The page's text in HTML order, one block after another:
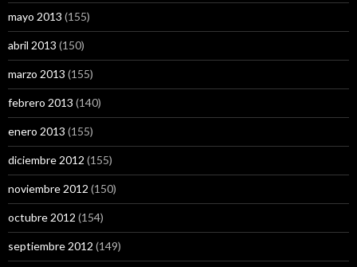
mayo 2013 (155)
abril 2013 (150)
marzo 2013 (155)
febrero 2013 (140)
enero 2013 (155)
diciembre 2012 (155)
noviembre 2012 (150)
octubre 2012 (154)
septiembre 2012 (149)